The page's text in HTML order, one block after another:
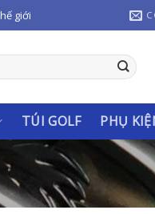
giới
TÚI GOLF PHỤ